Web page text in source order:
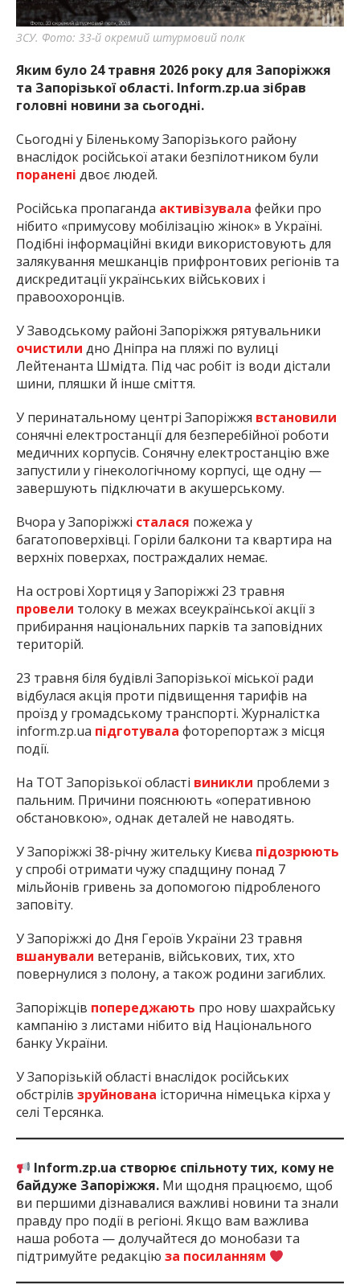
найважливішу інформацію про події
міста Запоріжжя та області.
ЗСУ. Фото: 33-й окремий штурмовий полк
Яким було 24 травня 2026 року для Запоріжжя
та Запорізької області. Inform.zp.ua зібрав
головні новини за сьогодні.
Сьогодні у Біленькому Запорізького району
внаслідок російської атаки безпілотником були
поранені двоє людей.
Російська пропаганда активізувала фейки про
нібито «примусову мобілізацію жінок» в Україні.
Подібні інформаційні вкиди використовують для
залякування мешканців прифронтових регіонів та
дискредитації українських військових і
правоохоронців.
У Заводському районі Запоріжжя рятувальники
очистили дно Дніпра на пляжі по вулиці
Лейтенанта Шмідта. Під час робіт із води дістали
шини, пляшки й інше сміття.
У перинатальному центрі Запоріжжя встановили
сонячні електростанції для безперебійної роботи
медичних корпусів. Сонячну електростанцію вже
запустили у гінекологічному корпусі, ще одну —
завершують підключати в акушерському.
Вчора у Запоріжжі сталася пожежа у
багатоповерхівці. Горіли балкони та квартира на
верхніх поверхах, постраждалих немає.
На острові Хортиця у Запоріжжі 23 травня
провели толоку в межах всеукраїнської акції з
прибирання національних парків та заповідних
територій.
23 травня біля будівлі Запорізької міської ради
відбулася акція проти підвищення тарифів на
проїзд у громадському транспорті. Журналістка
inform.zp.ua підготувала фоторепортаж з місця
події.
На ТОТ Запорізької області виникли проблеми з
пальним. Причини пояснюють «оперативною
обстановкою», однак деталей не наводять.
У Запоріжжі 38-річну жительку Києва підозрюють
у спробі отримати чужу спадщину понад 7
мільйонів гривень за допомогою підробленого
заповіту.
У Запоріжжі до Дня Героїв України 23 травня
вшанували ветеранів, військових, тих, хто
повернулися з полону, а також родини загиблих.
Запоріжців попереджають про нову шахрайську
кампанію з листами нібито від Національного
банку України.
У Запорізькій області внаслідок російських
обстрілів зруйнована історична німецька кірха у
селі Терсянка.
Inform.zp.ua створює спільноту тих, кому не
байдуже Запоріжжя. Ми щодня працюємо, щоб
ви першими дізнавалися важливі новини та знали
правду про події в регіоні. Якщо вам важлива
наша робота — долучайтеся до монобази та
підтримуйте редакцію за посиланням